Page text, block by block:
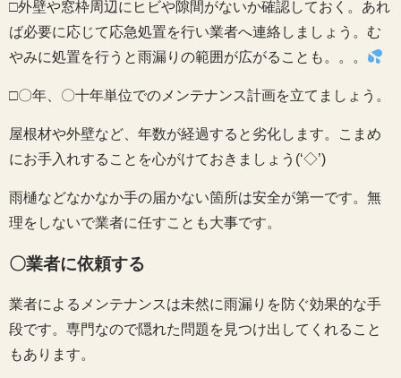
□外壁や窓枠周辺にヒビや隙間がないか確認しておく。あれ
ば必要に応じて応急処置を行い業者へ連絡しましょう。む
やみに処置を行うと雨漏りの範囲が広がることも。。。
□〇年、〇十年単位でのメンテナンス計画を立てましょう。
屋根材や外壁など、年数が経過すると劣化します。こまめ
にお手入れすることを心がけておきましょう(‘◇’)ゞ
雨樋などなかなか手の届かない箇所は安全が第一です。無
理をしないで業者に任すことも大事です。
〇業者に依頼する
業者によるメンテナンスは未然に雨漏りを防ぐ効果的な手
段です。専門なので隠れた問題を見つけ出してくれること
もあります。